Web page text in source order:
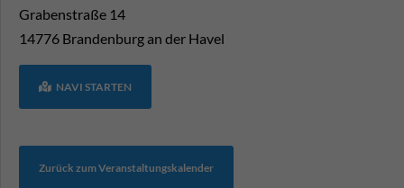
Grabenstraße 14
14776 Brandenburg an der Havel
NAVI STARTEN
Zurück zum Veranstaltungskalender